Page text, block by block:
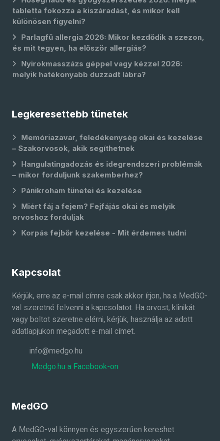
tabletta fokozza a kiszáradást, és mikor kell
különösen figyelni?
Parlagfű allergia 2026: Mikor kezdődik a szezon,
és mit tegyen, ha először allergiás?
Nyirokmasszázs géppel vagy kézzel 2026:
melyik hatékonyabb duzzadt lábra?
Legkeresettebb tünetek
Memóriazavar, feledékenység okai és kezelése
– Szakorvosok, akik segíthetnek
Hangulatingadozás és idegrendszeri problémák
– mikor forduljunk szakemberhez?
Pánikroham tünetei és kezelése
Miért fáj a fejem? Fejfájás okai és melyik
orvoshoz forduljak
Korpás fejbőr kezelése - Mit érdemes tudni
Kapcsolat
Kérjük, erre az e-mail címre csak akkor írjon, ha a MedGO-
val szeretné felvenni a kapcsolatot. Ha orvost, klinikát
vagy boltot szeretne elérni, kérjük, használja az adott
adatlapjukon megadott e-mail címet.
info@medgo.hu
Medgo.hu a Facebook-on
MedGO
A MedGO-val könnyen és egyszerűen kereshet